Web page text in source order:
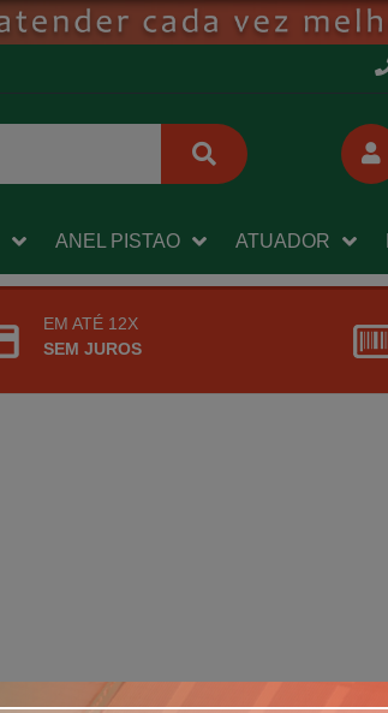
ANEL PISTAO ATUADOR
EM ATÉ 12X
SEM JUROS